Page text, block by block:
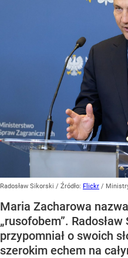
Radosław Sikorski / Źródło: Flickr /
Maria Zacharowa
„rusofobem”.
przypomniał o swoich
szerokim echem na